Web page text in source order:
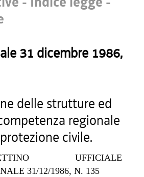
31 dicembre 1986,
delle strutture ed
regionale
civile.
UFFICIALE
31/12/1986, N. 135